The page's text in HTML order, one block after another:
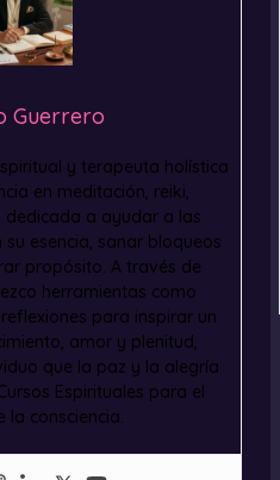
Guerrero
y terapeuta holística
en meditación, reiki,
dedicada a ayudar a las
esencia, sanar bloqueos
propósito. A través de
herramientas como
para inspirar un
amor y plenitud,
que la paz y la alegría
Espirituales para el
la consciencia.